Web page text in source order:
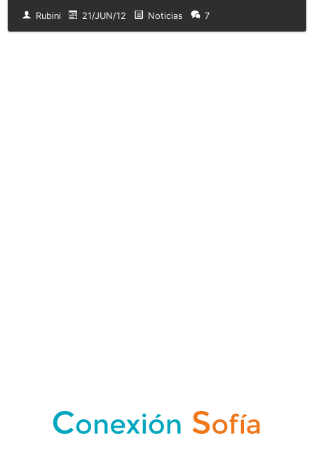
Rubini 21/JUN/12 Noticias 7